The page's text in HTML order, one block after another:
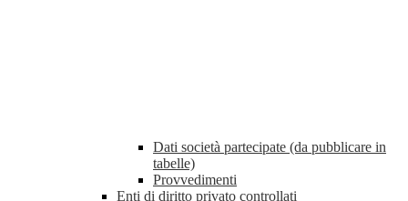
Dati società partecipate (da pubblicare in
tabelle)
Provvedimenti
Enti di diritto privato controllati